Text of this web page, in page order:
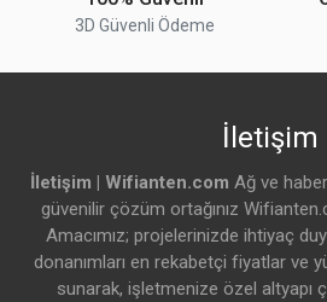
3D Güvenli Ödeme
İletişim
İletişim | Wifianten.com Ağ ve
güvenilir çözüm ortağınız
Amacımız; projelerinizde ihtiyaç
donanımları en rekabetçi fiyatlar ve
sunarak, işletmenize özel altyapı